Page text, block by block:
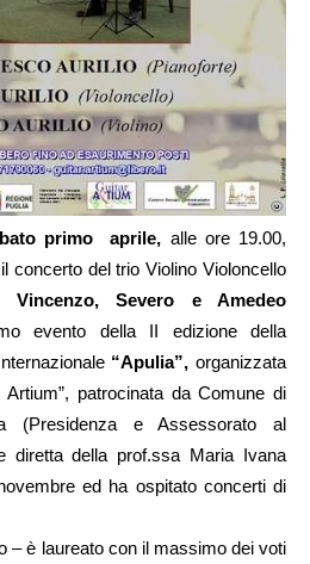
primo aprile, alle ore 19.00,
concerto del trio Violino Violoncello
Vincenzo, Severo e Amedeo
evento della II edizione della
“Apulia”, organizzata
Artium”, patrocinata da Comune di
(Presidenza e Assessorato al
diretta della prof.ssa Maria Ivana
ed ha ospitato concerti di
– è laureato con il massimo dei voti